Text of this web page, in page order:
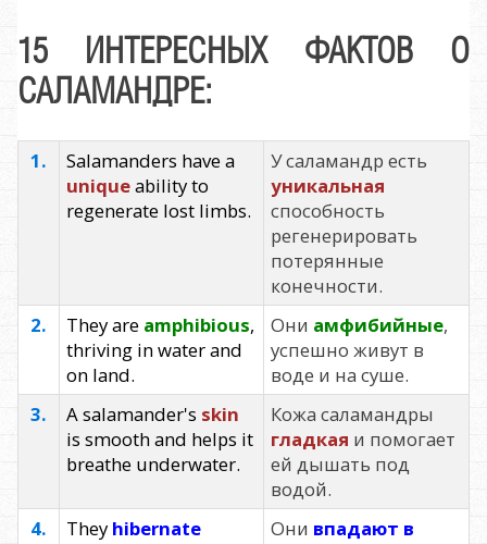
15 ИНТЕРЕСНЫХ ФАКТОВ О
САЛАМАНДРЕ:
1.
Salamanders have a
uniqueability to
regenerate lost limbs.
У саламандр есть
уникальная
способность
регенерировать
потерянные
конечности.
2.
They are amphibious,
thriving in water and
on land.
Они амфибийные,
успешно живут в
воде и на суше.
3.
A salamander's skin
is smooth and helps it
breathe underwater.
Кожа саламандры
гладкая и помогает
ей дышать под
водой.
4.
They hibernate
Они впадают в